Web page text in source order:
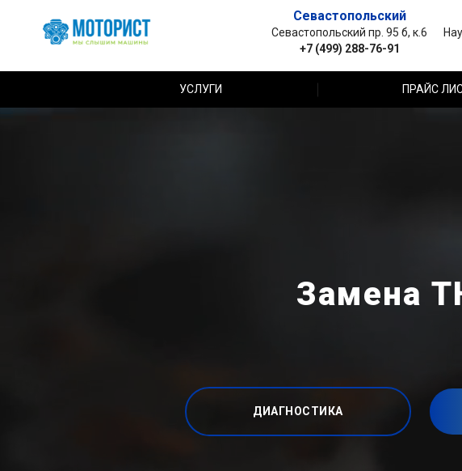
Севастопольский
Севастопольский пр. 95 б, к.6
+7 (499) 288-76-91
УСЛУГИ ПРАЙС
Замена
ДИАГНОСТИКА